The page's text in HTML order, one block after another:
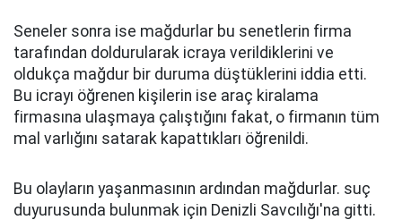
Seneler sonra ise mağdurlar bu senetlerin firma
tarafından doldurularak icraya verildiklerini ve
oldukça mağdur bir duruma düştüklerini iddia etti.
Bu icrayı öğrenen kişilerin ise araç kiralama
firmasına ulaşmaya çalıştığını fakat, o firmanın tüm
mal varlığını satarak kapattıkları öğrenildi.
Bu olayların yaşanmasının ardından mağdurlar. suç
duyurusunda bulunmak için Denizli Savcılığı'na gitti.